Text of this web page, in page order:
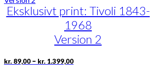
varianter.
Mulighederne
kan
vælges
på
Eksklusivt print: Tivoli 1843-
1968
Version 2
kr. 89,00 – kr. 1.399,00Prisinterval:
Dette